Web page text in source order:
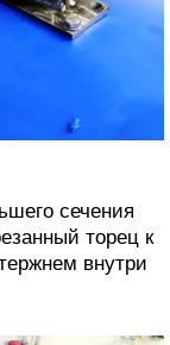
сечения
торец к
внутри